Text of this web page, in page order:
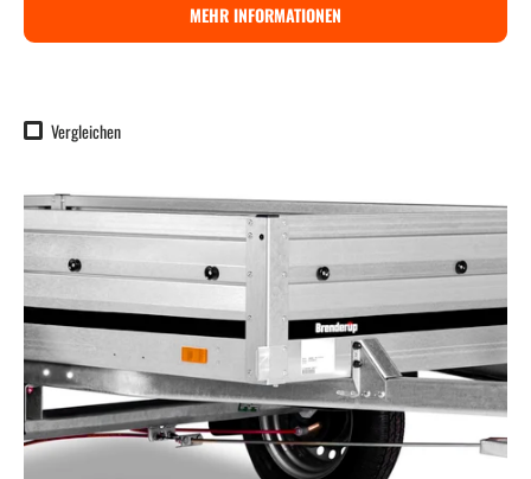
MEHR INFORMATIONEN
Vergleichen